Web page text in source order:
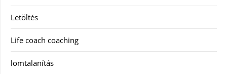
Letöltés
Life coach coaching
lomtalanítás